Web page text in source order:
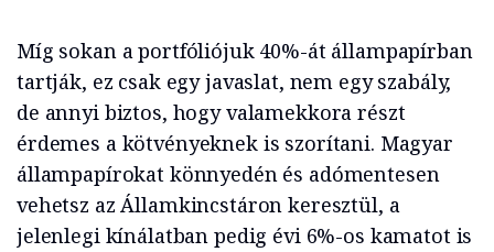
Míg sokan a portfóliójuk 40%-át állampapírban
tartják, ez csak egy javaslat, nem egy szabály,
de annyi biztos, hogy valamekkora részt
érdemes a kötvényeknek is szorítani. Magyar
állampapírokat könnyedén és adómentesen
vehetsz az Államkincstáron keresztül, a
jelenlegi kínálatban pedig évi 6%-os kamatot is